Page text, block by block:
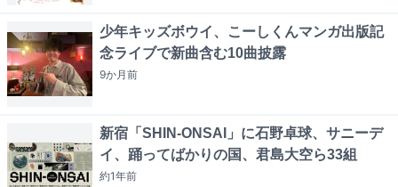
少年キッズボウイ、こーしくんマンガ出版記
念ライブで新曲含む10曲披露
9か月前
新宿「SHIN-ONSAI」に石野卓球、サニーデ
イ、踊ってばかりの国、君島大空ら33組
約1年前